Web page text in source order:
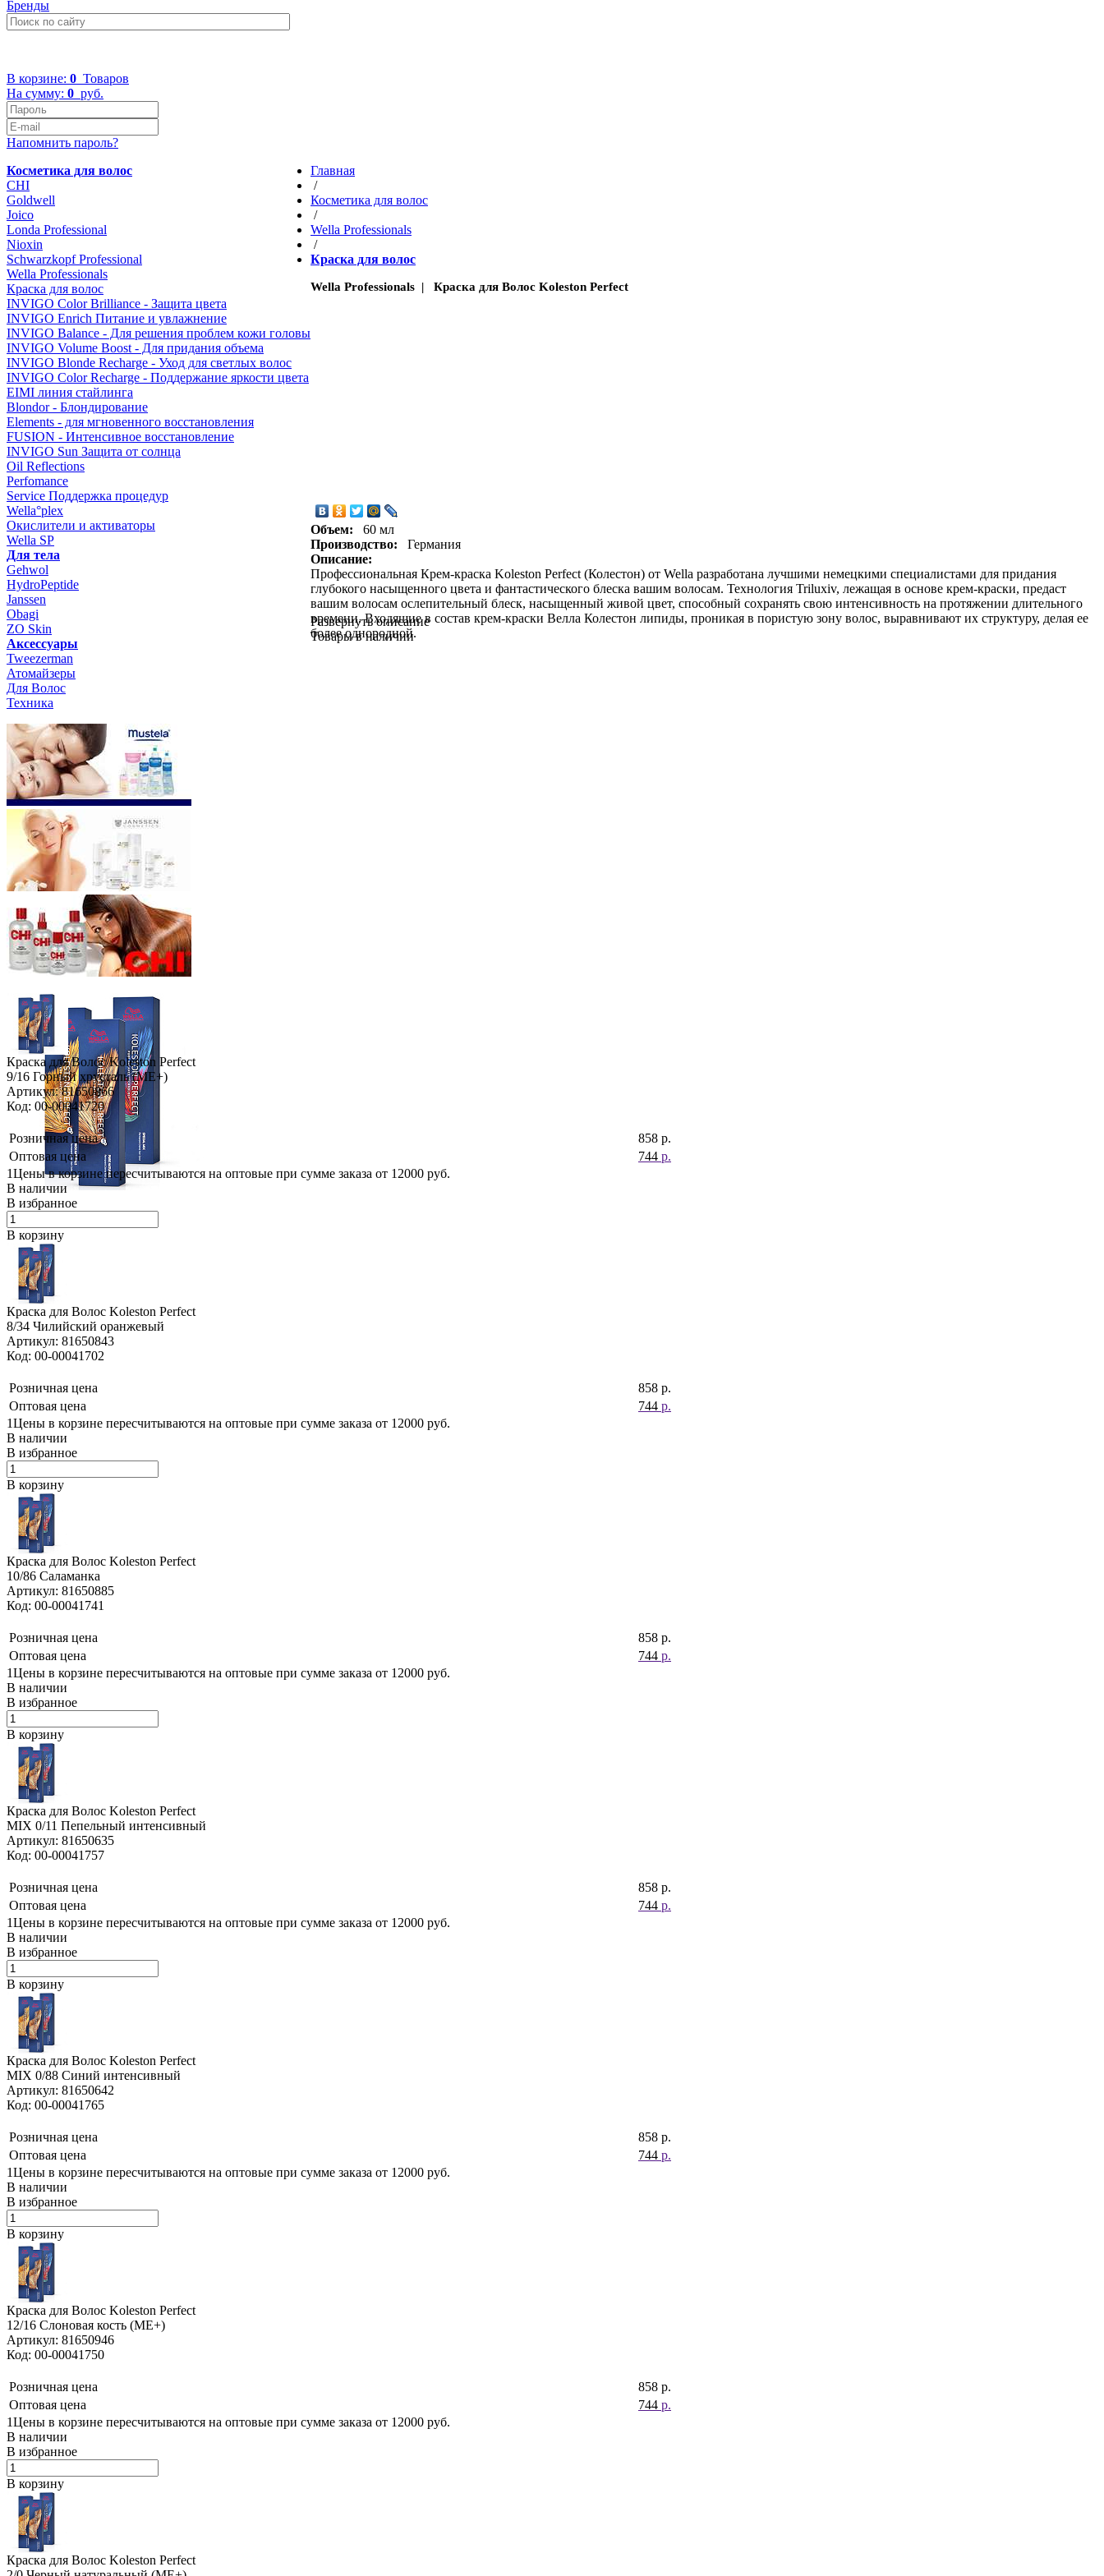
Бренды
В корзине: 0 Товаров
На сумму: 0 руб.
Напомнить пароль?
Косметика для волос
CHI
Goldwell
Joico
Londa Professional
Nioxin
Schwarzkopf Professional
Wella Professionals
Краска для волос
INVIGO Color Brilliance - Защита цвета
INVIGO Enrich Питание и увлажнение
INVIGO Balance - Для решения проблем кожи головы
INVIGO Volume Boost - Для придания объема
INVIGO Blonde Recharge - Уход для светлых волос
INVIGO Color Recharge - Поддержание яркости цвета
EIMI линия стайлинга
Blondor - Блондирование
Elements - для мгновенного восстановления
FUSION - Интенсивное восстановление
INVIGO Sun Защита от солнца
Oil Reflections
Perfomance
Service Поддержка процедур
Wella°plex
Окислители и активаторы
Wella SP
Для тела
Gehwol
HydroPeptide
Janssen
Obagi
ZO Skin
Aксессуары
Tweezerman
Атомайзеры
Для Волос
Техника
Главная
/
Косметика для волос
/
Wella Professionals
/
Краска для волос
Wella Professionals | Краска для Волос Koleston Perfect
Объем:
60 мл
Производство:
Германия
Описание:
Профессиональная Крем-краска Koleston Perfect (Колестон) от Wella разработана лучшими немецкими специалистами для придания
глубокого насыщенного цвета и фантастического блеска вашим волосам. Технология Triluxiv, лежащая в основе крем-краски, предаст
вашим волосам ослепительный блеск, насыщенный живой цвет, способный сохранять свою интенсивность на протяжении длительного
времени. Входящие в состав крем-краски Велла Колестон липиды, проникая в пористую зону волос, выравнивают их структуру, делая ее
более однородной.
Развернуть описание
Товары в наличии
Краска для Волос Koleston Perfect
9/16 Горный хрусталь (ME+)
Артикул: 81650866
Код: 00-00041720
Розничная цена 858 р.
Оптовая цена
744 р.
1Цены в корзине пересчитываются на оптовые при сумме заказа от 12000 руб.
В наличии
В избранное
В корзину
Краска для Волос Koleston Perfect
8/34 Чилийский оранжевый
Артикул: 81650843
Код: 00-00041702
Розничная цена 858 р.
Оптовая цена
744 р.
1Цены в корзине пересчитываются на оптовые при сумме заказа от 12000 руб.
В наличии
В избранное
В корзину
Краска для Волос Koleston Perfect
10/86 Саламанка
Артикул: 81650885
Код: 00-00041741
Розничная цена 858 р.
Оптовая цена
744 р.
1Цены в корзине пересчитываются на оптовые при сумме заказа от 12000 руб.
В наличии
В избранное
В корзину
Краска для Волос Koleston Perfect
MIX 0/11 Пепельный интенсивный
Артикул: 81650635
Код: 00-00041757
Розничная цена 858 р.
Оптовая цена
744 р.
1Цены в корзине пересчитываются на оптовые при сумме заказа от 12000 руб.
В наличии
В избранное
В корзину
Краска для Волос Koleston Perfect
MIX 0/88 Синий интенсивный
Артикул: 81650642
Код: 00-00041765
Розничная цена 858 р.
Оптовая цена
744 р.
1Цены в корзине пересчитываются на оптовые при сумме заказа от 12000 руб.
В наличии
В избранное
В корзину
Краска для Волос Koleston Perfect
12/16 Слоновая кость (ME+)
Артикул: 81650946
Код: 00-00041750
Розничная цена 858 р.
Оптовая цена
744 р.
1Цены в корзине пересчитываются на оптовые при сумме заказа от 12000 руб.
В наличии
В избранное
В корзину
Краска для Волос Koleston Perfect